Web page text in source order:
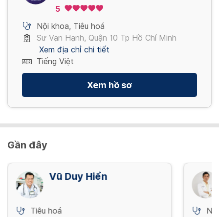
5
Nội khoa, Tiêu hoá
Sư Vạn Hạnh, Quận 10 Tp Hồ Chí Minh
Xem địa chỉ chi tiết
Tiếng Việt
Xem hồ sơ
Gần đây
Vũ Duy Hiển
Tiêu hoá